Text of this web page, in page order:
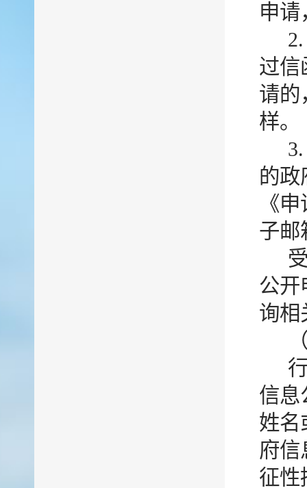
申请
过信
请的
样。
的政
《
子邮
公开
询相
信息
姓名
府信
征性